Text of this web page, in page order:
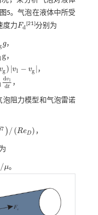
5。气泡在液体中所受
度力Fd
Fd [21]分别为
g，
lg，
g ) |vl − vg ，
l
dvl
dt ，
泡阻力模型和气泡雷诺
) / (ReD ) ，
/μ。